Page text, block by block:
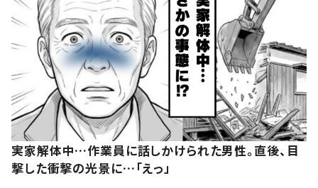
実家解体中…作業員に話しかけられた男性。直後、目
撃した衝撃の光景に…「えっ」